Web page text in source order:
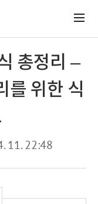
총정리 –
를 위한 식
11. 22:48